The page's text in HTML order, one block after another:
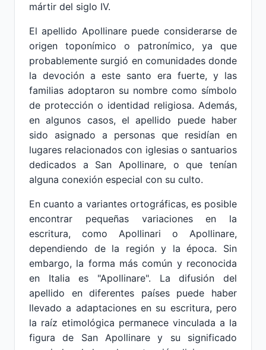
mártir del siglo IV.
El apellido Apollinare puede considerarse de
origen toponímico o patronímico, ya que
probablemente surgió en comunidades donde
la devoción a este santo era fuerte, y las
familias adoptaron su nombre como símbolo
de protección o identidad religiosa. Además,
en algunos casos, el apellido puede haber
sido asignado a personas que residían en
lugares relacionados con iglesias o santuarios
dedicados a San Apollinare, o que tenían
alguna conexión especial con su culto.
En cuanto a variantes ortográficas, es posible
encontrar pequeñas variaciones en la
escritura, como Apollinari o Apollinare,
dependiendo de la región y la época. Sin
embargo, la forma más común y reconocida
en Italia es "Apollinare". La difusión del
apellido en diferentes países puede haber
llevado a adaptaciones en su escritura, pero
la raíz etimológica permanece vinculada a la
figura de San Apollinare y su significado